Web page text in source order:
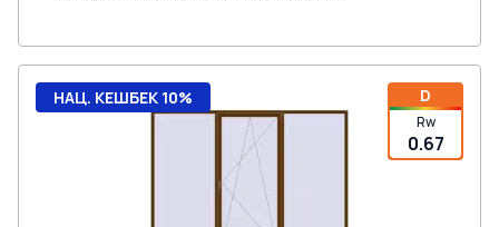
D
Rw
0.67
НАЦ. КЕШБЕК 10%